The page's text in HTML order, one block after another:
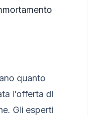
quanto
l’offerta di
Gli esperti